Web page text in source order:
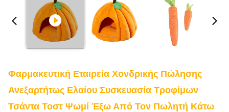
Φαρμακευτική Εταιρεία Χονδρικής Πώλησης
Ανεξαρτήτως Ελαίου Συσκευασία Τροφίμων
Τσάντα Τοστ Ψωμί Έξω Από Τον Πωλητή Κάτω